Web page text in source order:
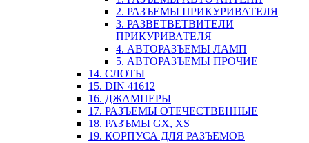
2. РАЗЪЕМЫ ПРИКУРИВАТЕЛЯ
3. РАЗВЕТВЕТВИТЕЛИ
ПРИКУРИВАТЕЛЯ
4. АВТОРАЗЪЕМЫ ЛАМП
5. АВТОРАЗЪЕМЫ ПРОЧИЕ
14. СЛОТЫ
15. DIN 41612
16. ДЖАМПЕРЫ
17. РАЗЪЕМЫ ОТЕЧЕСТВЕННЫЕ
18. РАЗЪМЫ GX, XS
19. КОРПУСА ДЛЯ РАЗЪЕМОВ